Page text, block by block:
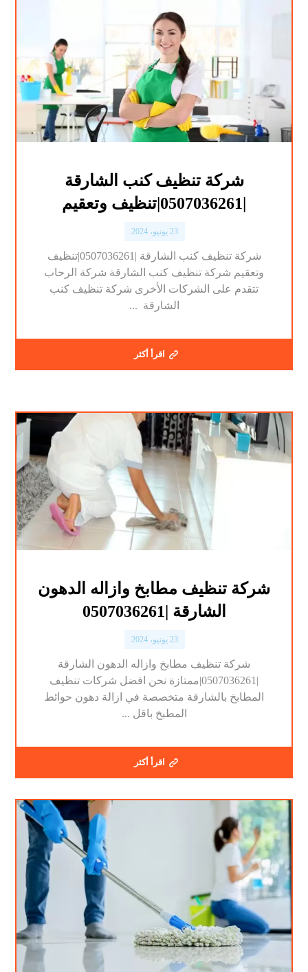
شركة تنظيف كنب الشارقة
|0507036261|تنظيف وتعقيم
23 يونيو، 2024
شركة تنظيف كنب الشارقة |0507036261|تنظيف
وتعقيم شركة تنظيف كنب الشارقة شركة الرحاب
تتقدم على الشركات الأخرى شركة تنظيف كنب
الشارقة ...
اقرأ أكثر
شركة تنظيف مطابخ وازاله الدهون
الشارقة |0507036261
23 يونيو، 2024
شركة تنظيف مطابخ وازاله الدهون الشارقة
|0507036261|ممتازة نحن افضل شركات تنظيف
المطابخ بالشارقة متخصصة في ازالة دهون حوائط
المطبخ باقل ...
اقرأ أكثر